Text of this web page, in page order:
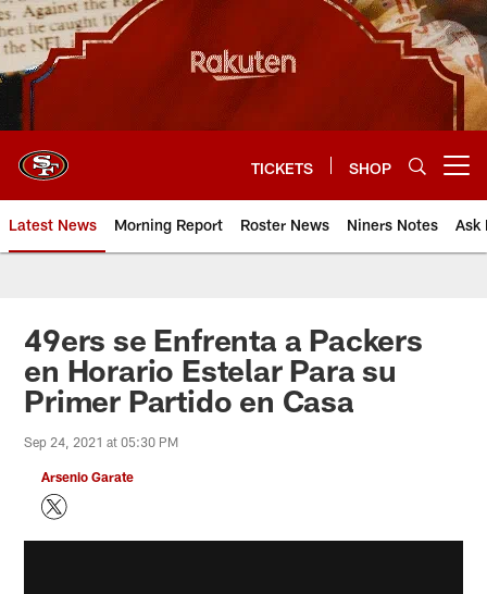
Skip
to
main
content
TICKETS SHOP
Latest News Morning Report Roster News Niners Notes Ask
49ers se Enfrenta a Packers
en Horario Estelar Para su
Primer Partido en Casa
Sep 24, 2021 at 05:30 PM
Arsenio Garate